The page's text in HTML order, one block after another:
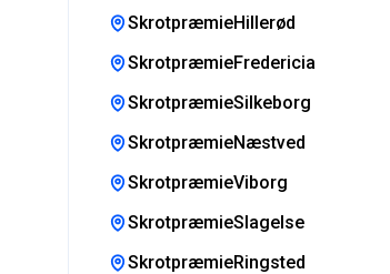
SkrotpræmieHillerød
SkrotpræmieFredericia
SkrotpræmieSilkeborg
SkrotpræmieNæstved
SkrotpræmieViborg
SkrotpræmieSlagelse
SkrotpræmieRingsted